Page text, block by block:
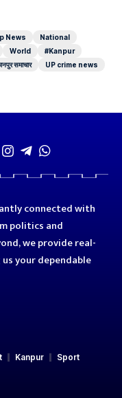
News
National
World
#Kanpur
समाचार UP crime news
connected with
politics and
we provide real-
your dependable
Kanpur
Sport